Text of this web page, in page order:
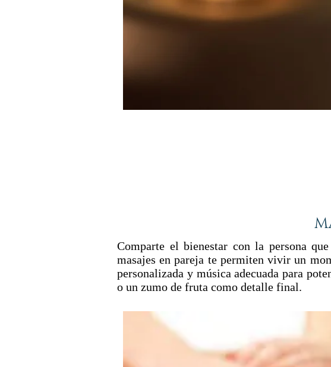
Comparte el bienestar con la persona
masajes en pareja te permiten vivir un
personalizada y música adecuada para
o un zumo de fruta como detalle final.